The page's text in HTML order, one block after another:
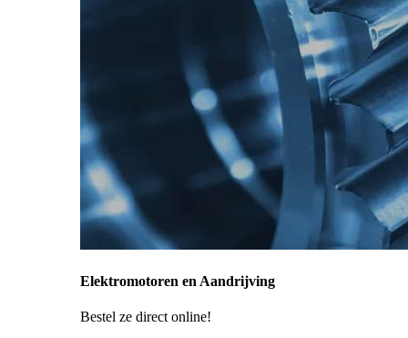
Elektromotoren en Aandrijving
Bestel ze direct online!